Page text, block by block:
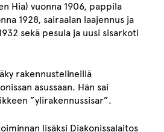
Hia) vuonna 1906, pappila
1928, sairaalan laajennus ja
sekä pesula ja uusi sisarkoti
rakennustelineillä
asussaan. Hän sai
”ylirakennussisar”.
lisäksi Diakonissalaitos